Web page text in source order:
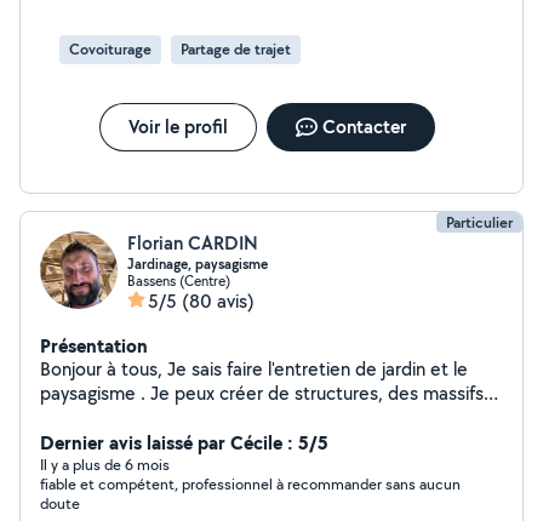
Covoiturage Partage de trajet
Voir le profil Contacter
Particulier
Florian CARDIN
Jardinage, paysagisme
Bassens (Centre)
5/5 (80 avis)
Présentation
Bonjour à tous, Je sais faire l'entretien de jardin et le
paysagisme . Je peux créer de structures, des massifs
mets en location tout le matériel pour le jardin et
l'entretien de la maison Je sais aussi faire la peinture,
saturateur, lasure et les toits. Tout ça dans la bonne
humeur et avec le sourire. Bonne journée à vous
Dernier avis laissé par Cécile : 5/5
Il y a plus de 6 mois
fiable et compétent, professionnel à recommander sans aucun
doute